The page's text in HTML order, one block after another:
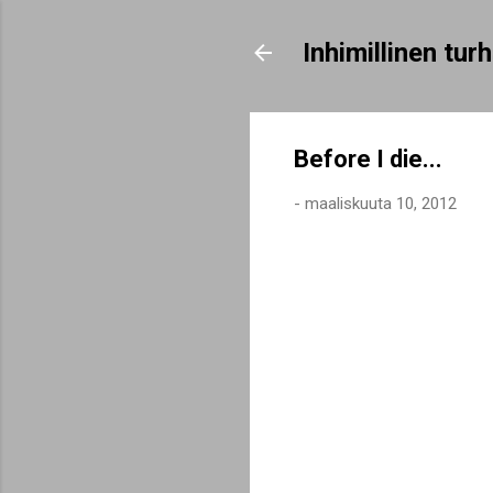
Inhimillinen
Before I die...
- maaliskuuta 10, 2012